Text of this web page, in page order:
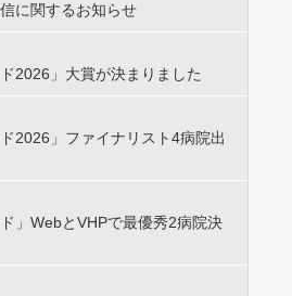
に関するお知らせ
2026」大賞が決まりました
2026」ファイナリスト4病院出
ド」WebとVHPで最優秀2病院決